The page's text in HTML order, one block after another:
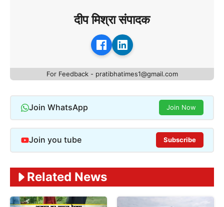
दीप मिश्रा संपादक
For Feedback - pratibhatimes1@gmail.com
Join WhatsApp Join Now
Join you tube Subscribe
Related News